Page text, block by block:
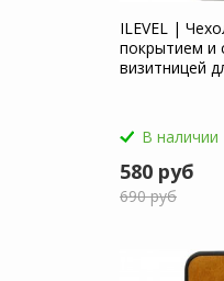
ILEVEL |
покрытием и
визитницей
В наличии
580 руб
690 руб